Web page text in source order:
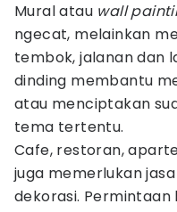
Mural atau wall
ngecat, melainkan
tembok, jalanan dan
dinding membantu
atau menciptakan
tema tertentu.
Cafe, restoran,
juga memerlukan
dekorasi. Permintaan